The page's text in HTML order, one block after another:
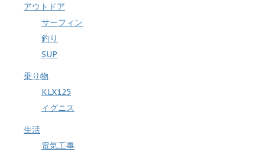
アウトドア
サーフィン
釣り
SUP
乗り物
KLX125
イグニス
生活
電気工事